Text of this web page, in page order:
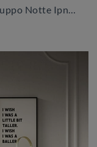
Se vuoi sapere di più sul modello Gruppo Notte Ipno, clicca e scopri i Comodini e comò Adriatica ideali per la tua zona notte.